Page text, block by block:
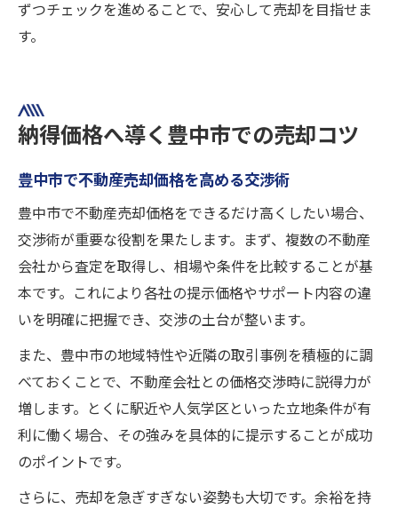
ずつチェックを進めることで、安心して売却を目指せま
す。
納得価格へ導く豊中市での売却コツ
豊中市で不動産売却価格を高める交渉術
豊中市で不動産売却価格をできるだけ高くしたい場合、
交渉術が重要な役割を果たします。まず、複数の不動産
会社から査定を取得し、相場や条件を比較することが基
本です。これにより各社の提示価格やサポート内容の違
いを明確に把握でき、交渉の土台が整います。
また、豊中市の地域特性や近隣の取引事例を積極的に調
べておくことで、不動産会社との価格交渉時に説得力が
増します。とくに駅近や人気学区といった立地条件が有
利に働く場合、その強みを具体的に提示することが成功
のポイントです。
さらに、売却を急ぎすぎない姿勢も大切です。余裕を持